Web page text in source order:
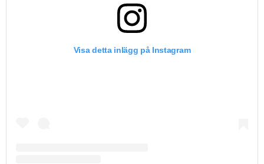
Visa detta inlägg på Instagram